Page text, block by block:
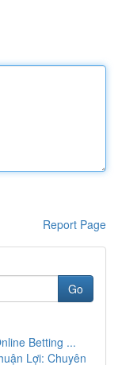
Report Page
Go
Betting ...
Lợi: Chuyên